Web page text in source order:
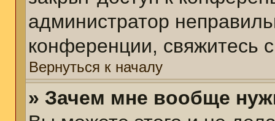
администратор
конференции, свяжитесь
Вернуться к началу
» Зачем мне вообще